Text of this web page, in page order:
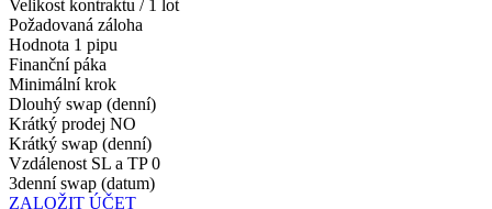
Velikost kontraktu / 1 lot
Požadovaná záloha
Hodnota 1 pipu
Finanční páka
Minimální krok
Dlouhý swap (denní)
Krátký prodej NO
Krátký swap (denní)
Vzdálenost SL a TP 0
3denní swap (datum)
ZALOŽIT ÚČET